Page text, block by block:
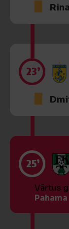
23’
25’
Vārtus
Pahama